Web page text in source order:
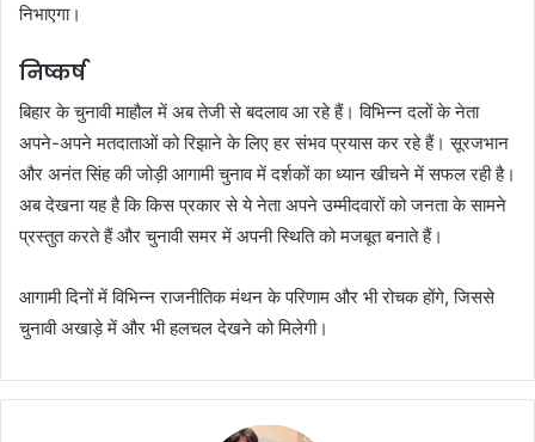
निभाएगा।
निष्कर्ष
बिहार के चुनावी माहौल में अब तेजी से बदलाव आ रहे हैं। विभिन्न दलों के नेता
अपने-अपने मतदाताओं को रिझाने के लिए हर संभव प्रयास कर रहे हैं। सूरजभान
और अनंत सिंह की जोड़ी आगामी चुनाव में दर्शकों का ध्यान खीचने में सफल रही है।
अब देखना यह है कि किस प्रकार से ये नेता अपने उम्मीदवारों को जनता के सामने
प्रस्तुत करते हैं और चुनावी समर में अपनी स्थिति को मजबूत बनाते हैं।
आगामी दिनों में विभिन्न राजनीतिक मंथन के परिणाम और भी रोचक होंगे, जिससे
चुनावी अखाड़े में और भी हलचल देखने को मिलेगी।